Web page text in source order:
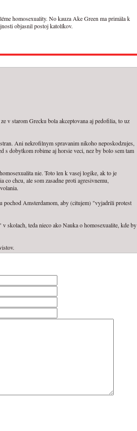
homosexuality. No kauza Ake Green ma primäla k
objasnil postoj katolíkov.
v starom Grecku bola akceptovana aj pedofilia, to uz
Ani nekrofilnym spravanim nikoho neposkodzujes,
s dobytkom robime aj horsie veci, nez by bolo sem tam
nie. Toto len k vasej logike, ak to je
chcu, ale som zasadne proti agresivnemu,
pochod Amsterdamom, aby (citujem) "vyjadrili protest
skolach, teda nieco ako Nauka o homosexualite, kde by